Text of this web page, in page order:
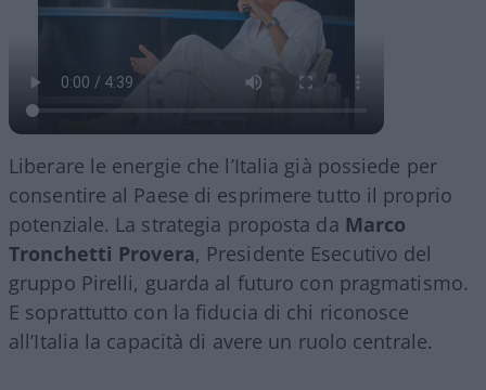
Liberare le energie che l’Italia già possiede per
consentire al Paese di esprimere tutto il proprio
potenziale. La strategia proposta da Marco
Tronchetti Provera, Presidente Esecutivo del
gruppo Pirelli, guarda al futuro con pragmatismo.
E soprattutto con la fiducia di chi riconosce
all’Italia la capacità di avere un ruolo centrale.